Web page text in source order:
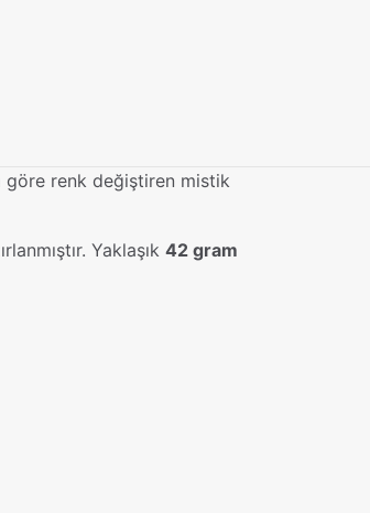
göre renk değiştiren mistik
Yaklaşık 42 gram